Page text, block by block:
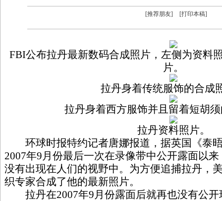
[推荐朋友] [打印本稿]
FBI公布拉丹最新数码合成照片，左侧为资料
片。
拉丹身着传统服饰的合成
拉丹身着西方服饰并且留着短胡
拉丹资料照片。
环球时报特约记者唐娜报道，据英国《泰晤
2007年9月份最后一次在录像带中公开露面以
没有出现在人们的视野中。为方便追捕拉丹，
织专家合成了他的最新照片。
拉丹在2007年9月份露面后就再也没有公开